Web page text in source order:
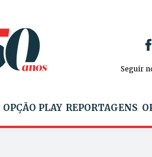
Seguir
OPÇÃO PLAY REPORTAGENS